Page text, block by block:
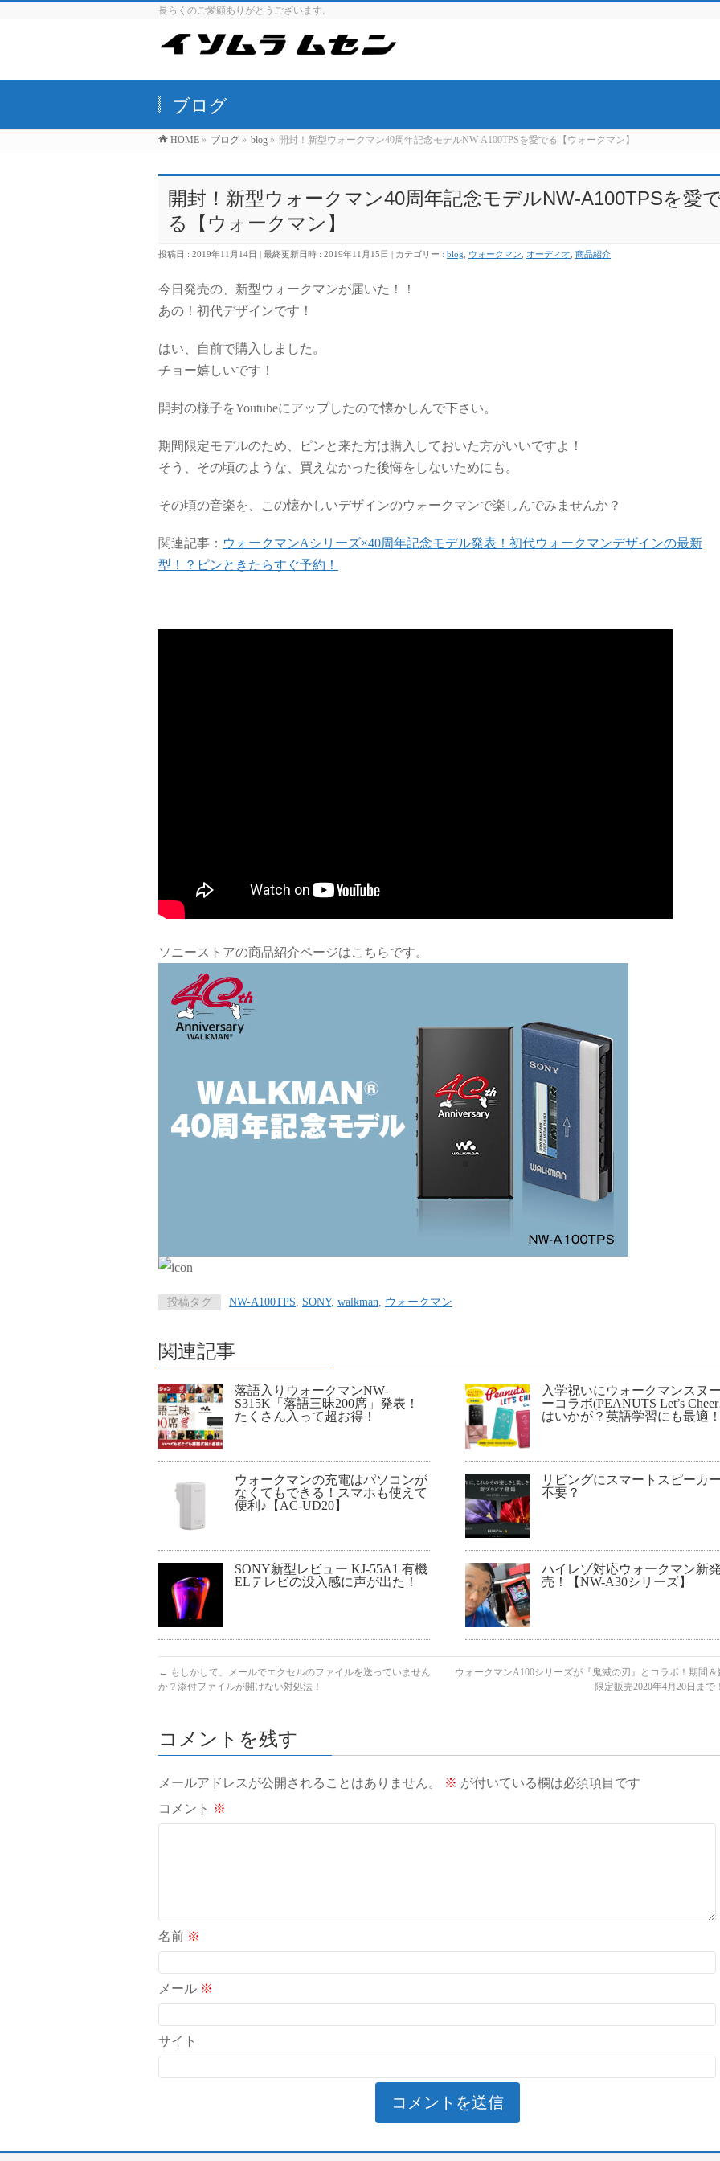
長らくのご愛顧ありがとうございます。
ブログ
HOME » ブログ » blog » 開封！新型ウォークマン40周年記念モデルNW-A100TPSを愛でる【ウォークマン】
開封！新型ウォークマン40周年記念モデルNW-A100TPSを愛
る【ウォークマン】
投稿日 : 2019年11月14日 最終更新日時 : 2019年11月15日 カテゴリー : blog ウォークマン オーディオ 商品紹介
今日発売の、新型ウォークマンが届いた！！
あの！初代デザインです！
はい、自前で購入しました。
チョー嬉しいです！
開封の様子をYoutubeにアップしたので懐かしんで下さい。
期間限定モデルのため、ピンと来た方は購入しておいた方がいいですよ！
そう、その頃のような、買えなかった後悔をしないためにも。
その頃の音楽を、この懐かしいデザインのウォークマンで楽しんでみませんか？
関連記事： ウォークマンAシリーズ×40周年記念モデル発表！初代ウォークマンデザインの最新
型！？ピンときたらすぐ予約！
ソニーストアの商品紹介ページはこちらです。
投稿タグ NW-A100TPS, SONY, walkman, ウォークマン
関連記事
落語入りウォークマンNW-
S315K「落語三昧200席」発表！
たくさん入って超お得！
入学祝いにウォークマンスヌ
ーコラボ(PEANUTS Let’s
はいかが？英語学習にも最適！
ウォークマンの充電はパソコンが
なくてもできる！スマホも使えて
便利♪【AC-UD20】
リビングにスマートスピーカ
不要？
SONY新型レビュー KJ-55A1 有機
ELテレビの没入感に声が出た！
ハイレゾ対応ウォークマン新発
売！【NW-A30シリーズ】
← もしかして、メールでエクセルのファイルを送っていません
か？添付ファイルが開けない対処法！
ウォークマンA100シリーズが『鬼滅の刃』とコラボ！期間＆
限定販売2020年4月20日まで
コメントを残す
メールアドレスが公開されることはありません。 ※ が付いている欄は必須項目です
コメント ※
名前 ※
メール ※
サイト